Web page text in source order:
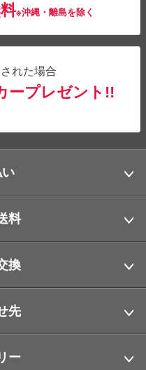
※沖縄・離島を除く
れた場合
ープレゼント!!
料
換
先
ー